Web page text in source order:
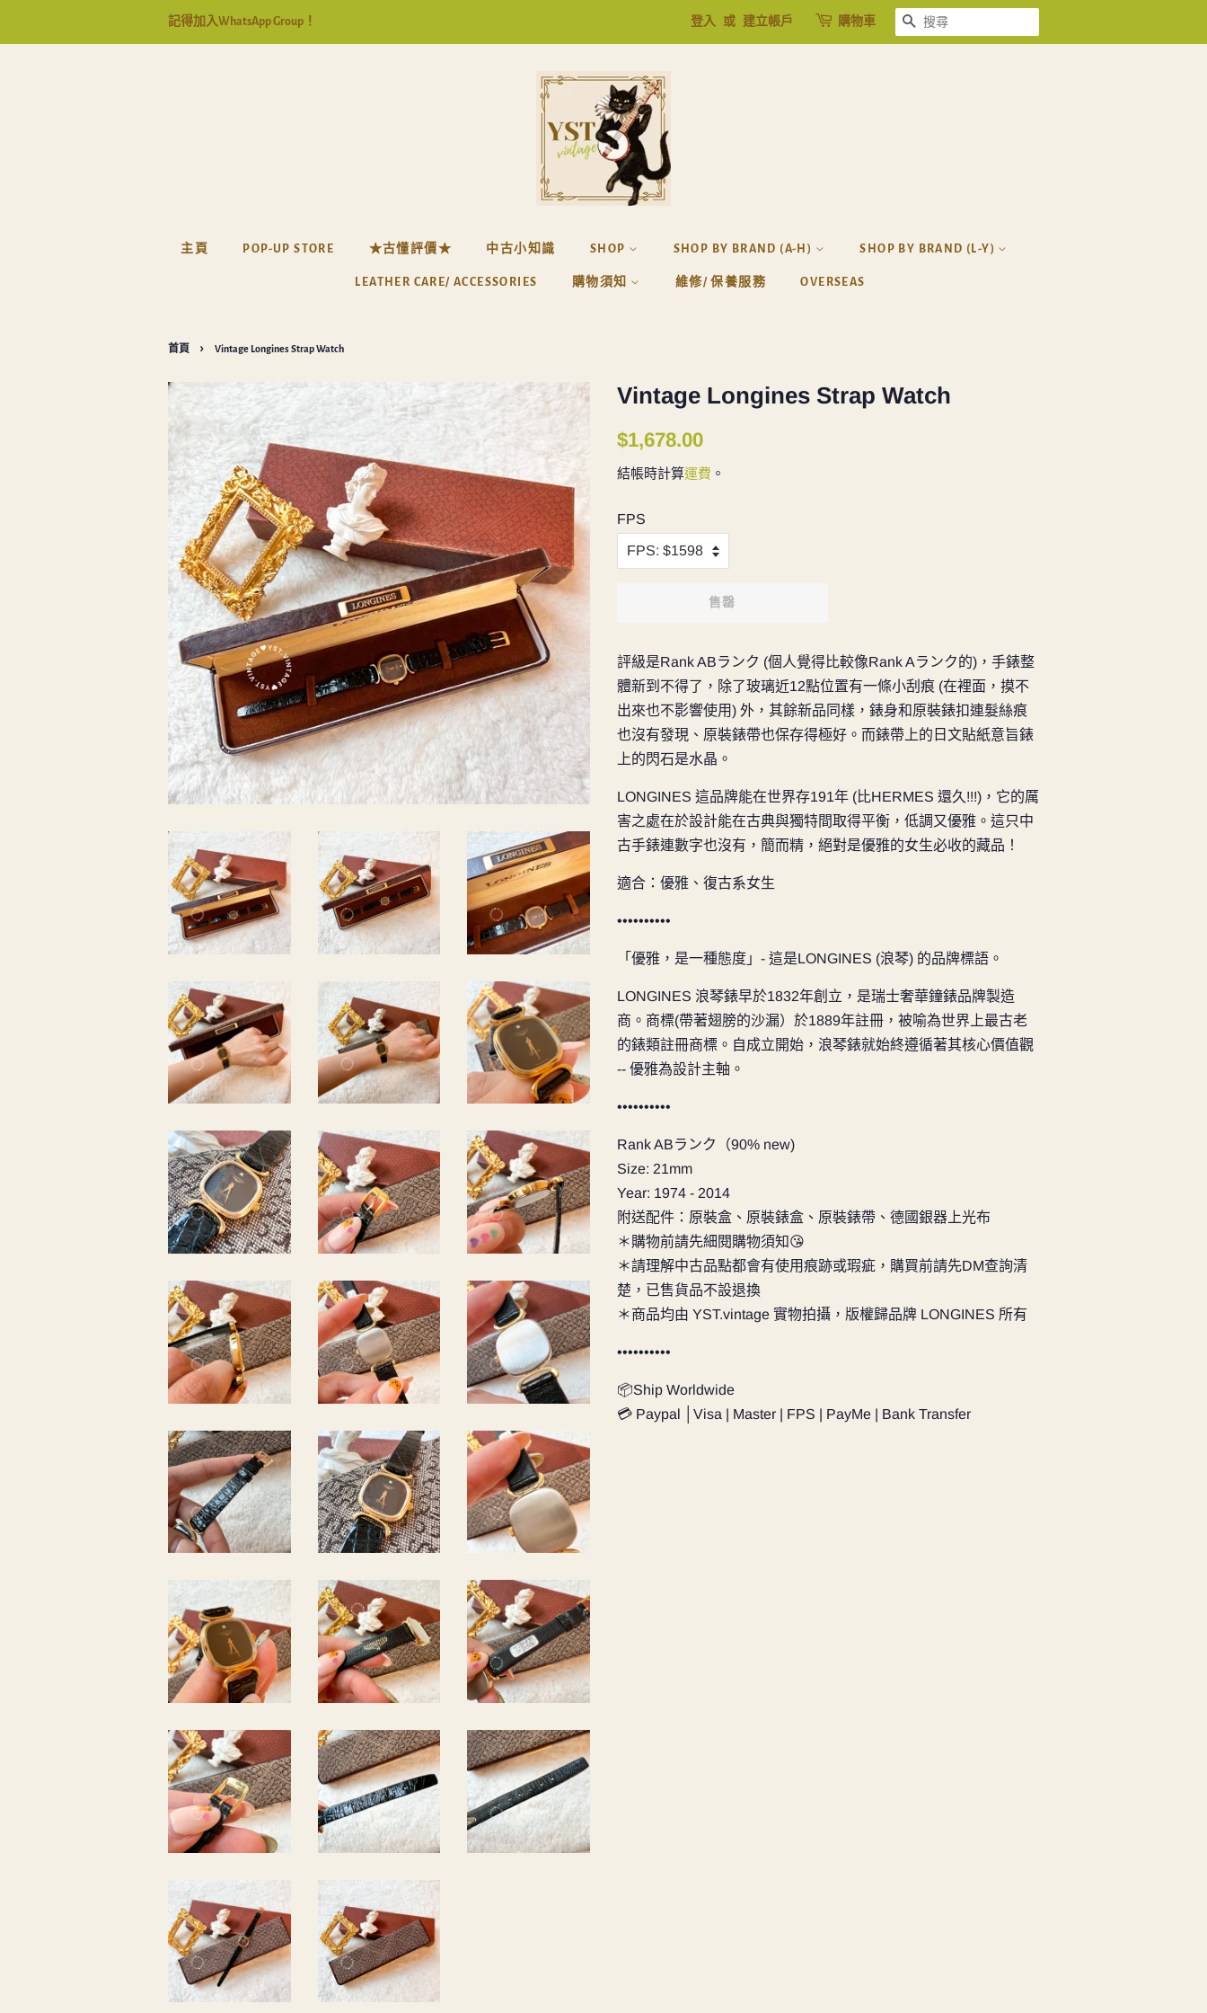
記得加入WhatsApp Group！ 登入 或 建立帳戶 購物車 搜尋
主頁 POP-UP STORE ★古懂評價★ 中古小知識 SHOP SHOP BY BRAND (A-H) SHOP BY BRAND (L-Y)
LEATHER CARE/ ACCESSORIES 購物須知 維修/ 保養服務 OVERSEAS
首頁 › Vintage Longines Strap Watch
Vintage Longines Strap Watch
定
$1,678.00
結帳時計算運費 。
FPS
售罄
評級是Rank ABランク (個人覺得比較像Rank Aランク的)，手錶整
體新到不得了，除了玻璃近12點位置有一條小刮痕 (在裡面，摸不
出來也不影響使用) 外，其餘新品同樣，錶身和原裝錶扣連髮絲痕
也沒有發現、原裝錶帶也保存得極好。而錶帶上的日文貼紙意旨錶
上的閃石是水晶。
LONGINES 這品牌能在世界存191年 (比HERMES 還久!!!)，它的厲
害之處在於設計能在古典與獨特間取得平衡，低調又優雅。 這只中
古手錶連數字也沒有，簡而精，絕對是優雅的女生必收的藏品！
適合：優雅、復古系女生
••••••••••
「優雅，是一種態度」- 這是LONGINES (浪琴) 的品牌標語。
LONGINES 浪琴錶早於1832年創立，是瑞士奢華鐘錶品牌製造
商。 商標(帶著翅膀的沙漏）於1889年註冊，被喻為世界上最古老
的錶類註冊商標。 自成立開始，浪琴錶就始終遵循著其核心價值觀
-- 優雅為設計主軸。
••••••••••
Rank ABランク（90% new)
Size: 21mm
Year: 1974 - 2014
附送配件：原裝盒、原裝錶盒、原裝錶帶、德國銀器上光布
＊購物前請先細閱購物須知😘
＊請理解中古品點都會有使用痕跡或瑕疵，購買前請先DM查詢清
楚，已售貨品不設退換
＊商品均由 YST.vintage 實物拍攝，版權歸品牌 LONGINES 所有
••••••••••
📦Ship Worldwide
💳 Paypal │Visa | Master | FPS | PayMe | Bank Transfer